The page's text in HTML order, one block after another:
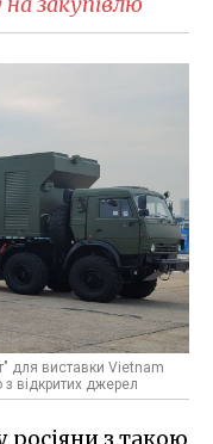
для виставки Vietnam
відкритих джерел